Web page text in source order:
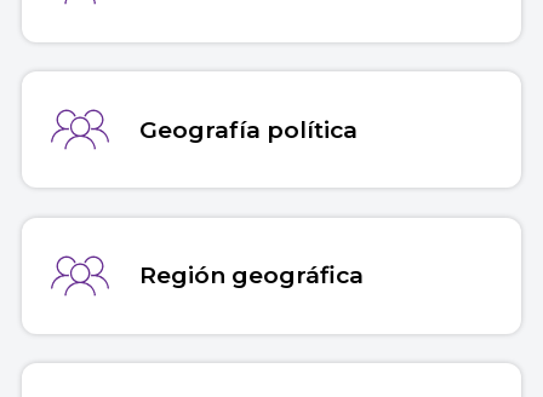
Geografía política
Región geográfica